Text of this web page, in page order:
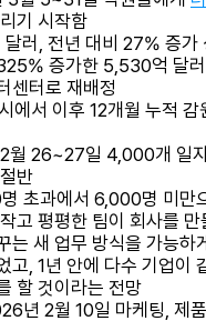
기 시작함
러, 전년 대비 27% 증가
증가한 5,530억 달러
센터로 재배정
에서 이후 12개월 누적
월 26~27일 4,000개 일
반
초과에서 6,000명 미만
고 평평한 팀이 회사를 만
는 새 업무 방식을 가능하
고, 1년 안에 다수 기업이
할 것이라는 전망
년 2월 10일 마케팅, 제